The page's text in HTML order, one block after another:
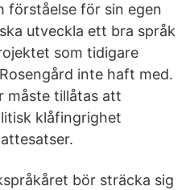
förståelse för sin egen
utveckla ett bra språk
som tidigare
inte haft med.
måste tillåtas att
klåfingrighet
bör sträcka sig